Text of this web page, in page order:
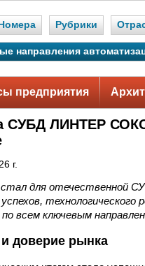
Номера Рубрики
направления
предприятия
СУБД ЛИНТЕР
г.
стал для отечественной
всем ключевым
доверие рынка